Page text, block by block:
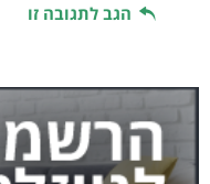
הגב לתגובה זו